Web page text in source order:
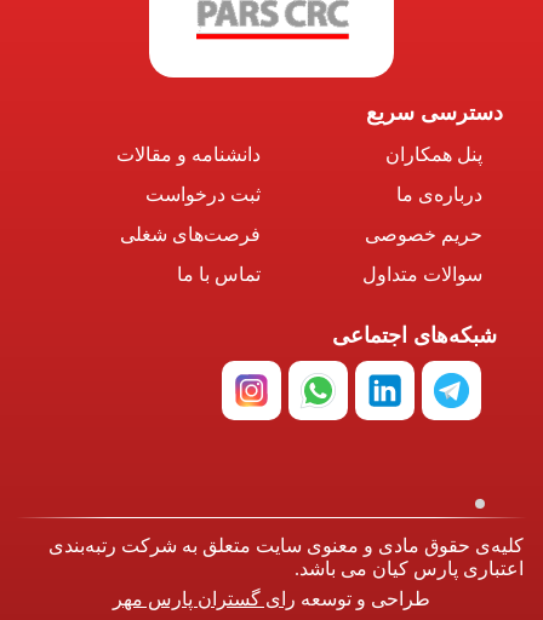
دسترسی سریع
پنل همکاران
درباره‌ی ما
حریم خصوصی
سوالات متداول
دانشنامه و مقالات
ثبت درخواست
فرصت‌های شغلی
تماس با ما
شبکه‌های اجتماعی
کلیه‌ی حقوق مادی و معنوی سایت متعلق به شرکت رتبه‌بندی
اعتباری پارس کیان می باشد.
طراحی و توسعه رای گستران پارس مهر